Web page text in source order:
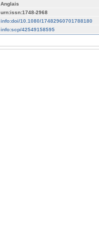
Anglais
urn:issn:1748-2968
info:doi/10.1080/17482960701788180
info:scp/42549158595